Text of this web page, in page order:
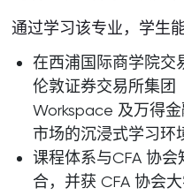
通过学习该专业，学生
在西浦国际商学院交
伦敦证券交易所集团
Workspace 及万得
市场的沉浸式学习环
课程体系与CFA 协
合，并获 CFA 协会